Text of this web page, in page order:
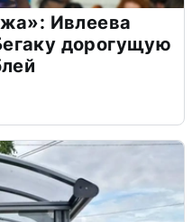
Ивлеева
дорогущую